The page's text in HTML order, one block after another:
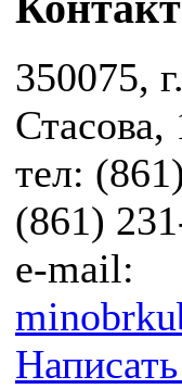
350075,
Стасова,
тел:
(861)
e-mail: